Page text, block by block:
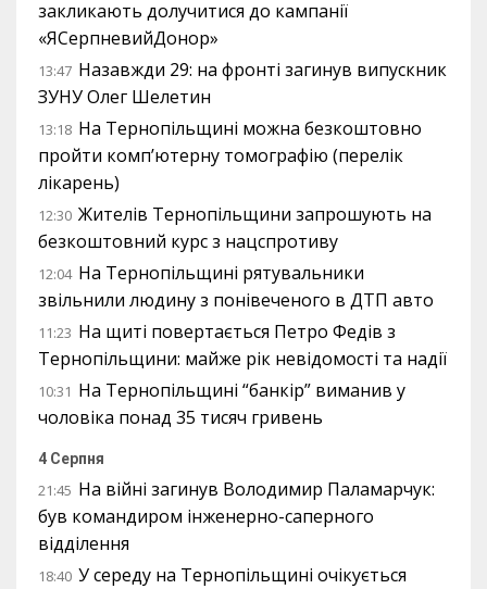
закликають долучитися до кампанії
«ЯСерпневийДонор»
13:47 Назавжди 29: на фронті загинув випускник
ЗУНУ Олег Шелетин
13:18 На Тернопільщині можна безкоштовно
пройти комп’ютерну томографію (перелік
лікарень)
12:30 Жителів Тернопільщини запрошують на
безкоштовний курс з нацспротиву
12:04 На Тернопільщині рятувальники
звільнили людину з понівеченого в ДТП авто
11:23 На щиті повертається Петро Федів з
Тернопільщини: майже рік невідомості та надії
10:31 На Тернопільщині “банкір” виманив у
чоловіка понад 35 тисяч гривень
4 Серпня
21:45 На війні загинув Володимир Паламарчук:
був командиром інженерно-саперного
відділення
18:40 У середу на Тернопільщині очікується